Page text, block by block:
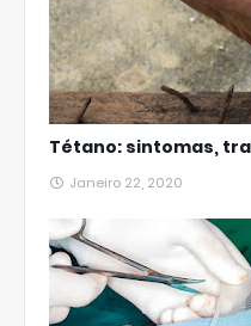
Tétano: sintomas,
Janeiro 22, 2020